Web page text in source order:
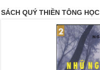
SÁCH QUÝ THIỀN TÔNG HỌC